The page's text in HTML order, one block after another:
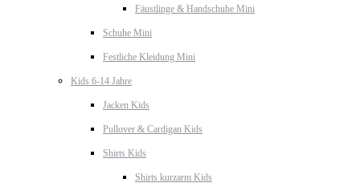
Fäustlinge & Handschuhe Mini
Schuhe Mini
Festliche Kleidung Mini
Kids 6-14 Jahre
Jacken Kids
Pullover & Cardigan Kids
Shirts Kids
Shirts kurzarm Kids